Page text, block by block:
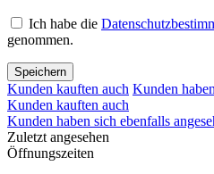
Ich habe die
genommen.
Speichern
Kunden kauften auch Kunden
Kunden kauften auch
Kunden haben sich ebenfalls
Zuletzt angesehen
Öffnungszeiten